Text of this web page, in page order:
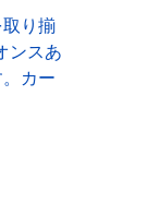
り揃
ンスあ
カー